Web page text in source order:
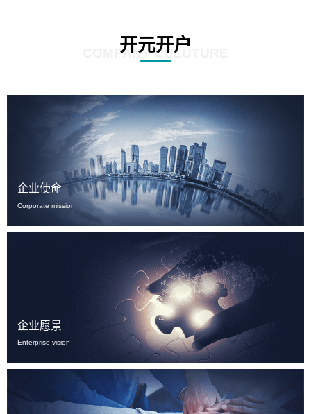
开元开户
COMPANY CULUTURE
企业使命
Corporate mission
企业愿景
Enterprise vision